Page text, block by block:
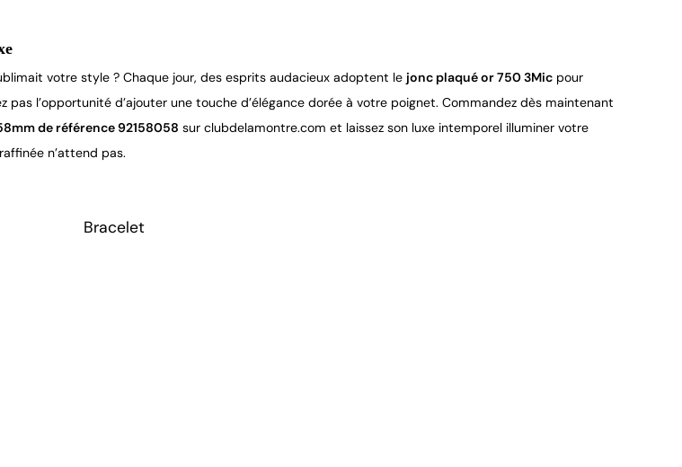
votre style ? Chaque jour, des esprits audacieux adoptent le jonc plaqué or 750 3Mic pour
pas l’opportunité d’ajouter une touche d’élégance dorée à votre poignet. Commandez dès maintenant
de référence 92158058 sur clubdelamontre.com et laissez son luxe intemporel illuminer votre
n’attend pas.
Bracelet